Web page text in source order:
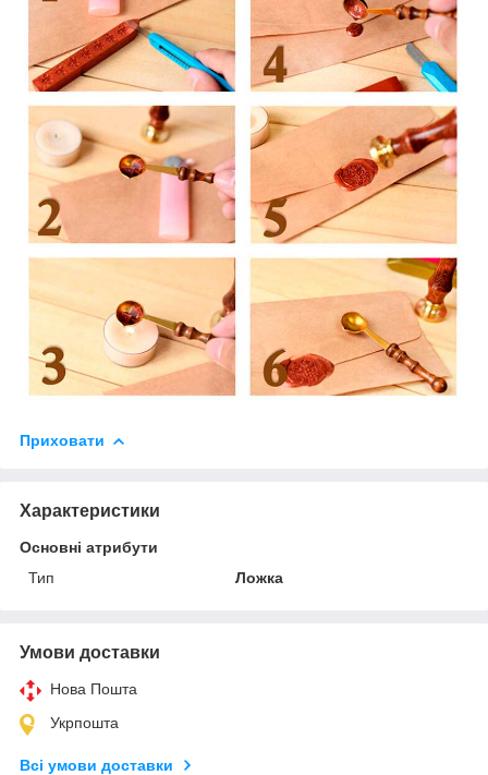
Приховати
Характеристики
Основні атрибути
Тип
Ложка
Умови доставки
Нова Пошта
Укрпошта
Всі умови доставки